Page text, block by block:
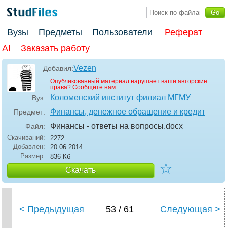
Вузы Предметы Пользователи
Реферат
AI
Заказать работу
Добавил:Vezen
Опубликованный материал нарушает ваши авторские
права? Сообщите нам.
Вуз: Коломенский институт филиал МГМУ
Предмет: Финансы, денежное обращение и кредит
Файл: Финансы - ответы на вопросы.docx
Скачиваний:
2272
Добавлен:
20.06.2014
Размер:
836 Кб
Скачать ☆
< Предыдущая 53 / 61 Следующая >